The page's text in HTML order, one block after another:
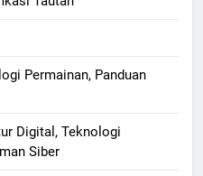
Permainan, Panduan
Digital, Teknologi
Siber